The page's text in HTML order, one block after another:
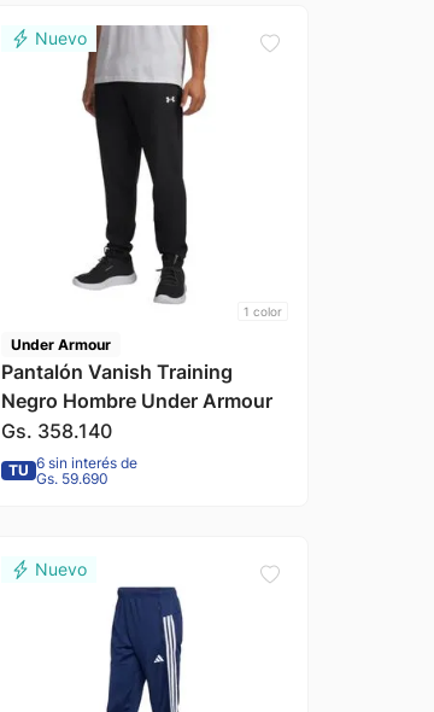
1 color
Under Armour
Pantalón Vanish Training
Negro Hombre Under Armour
Gs. 358.140
TU 6 sin interés de
Gs. 59.690